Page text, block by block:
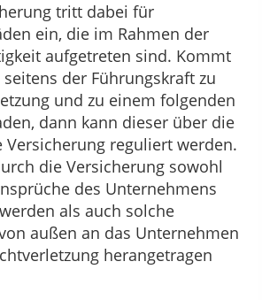
tritt dabei für
ein, die im Rahmen der
aufgetreten sind. Kommt
der Führungskraft zu
und zu einem folgenden
dann kann dieser über die
Versicherung reguliert werden.
die Versicherung sowohl
des Unternehmens
als auch solche
außen an das Unternehmen
herangetragen